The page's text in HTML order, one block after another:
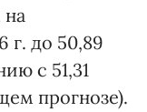
на
г. до 50,89
с 51,31
прогнозе).